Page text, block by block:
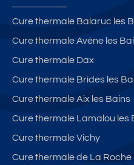
Cure thermale Balaruc les
Cure thermale Avène les
Cure thermale Dax
Cure thermale Brides les
Cure thermale Aix les Bains
Cure thermale Lamalou les
Cure thermale Vichy
Cure thermale de La Roche